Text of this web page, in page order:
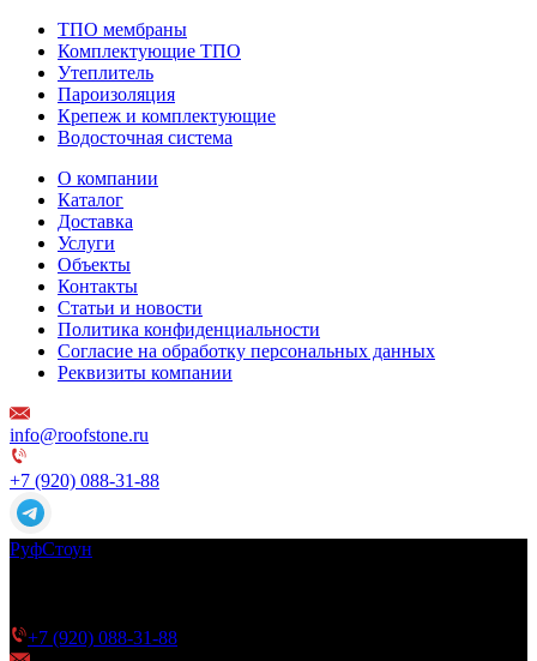
ТПО мембраны
Комплектующие ТПО
Утеплитель
Пароизоляция
Крепеж и комплектующие
Водосточная система
О компании
Каталог
Доставка
Услуги
Объекты
Контакты
Статьи и новости
Политика конфиденциальности
Согласие на обработку персональных данных
Реквизиты компании
info@roofstone.ru
+7 (920) 088-31-88
РуфСтоун
+7 (920) 088-31-88